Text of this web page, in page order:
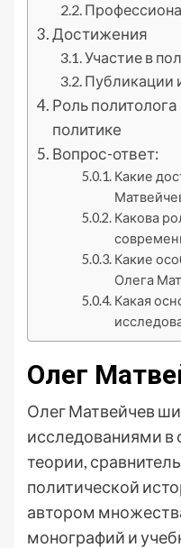
Достижения
Участие в
Публикации
Роль
политике
Вопрос-ответ:
Какие
Какова
Какие
Олега
Какая
Олег
Олег Матвейчев
исследованиями в
теории,
политической
автором
монографий и